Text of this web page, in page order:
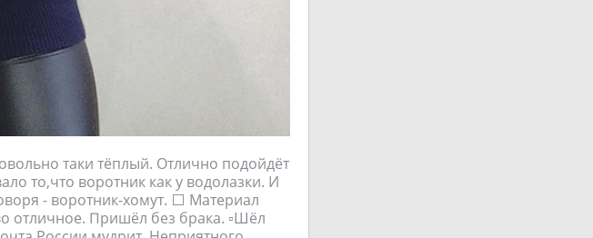
таки тёплый. Отлично подойдёт
то,что воротник как у водолазки. И
- воротник-хомут. ⬜️ Материал
отличное. Пришёл без брака. ▫️Шёл